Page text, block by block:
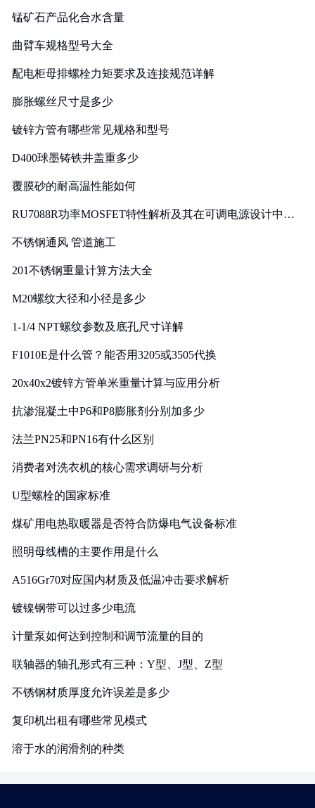
锰矿石产品化合水含量
曲臂车规格型号大全
配电柜母排螺栓力矩要求及连接规范详解
膨胀螺丝尺寸是多少
镀锌方管有哪些常见规格和型号
D400球墨铸铁井盖重多少
覆膜砂的耐高温性能如何
RU7088R功率MOSFET特性解析及其在可调电源设计中的
不锈钢通风 管道施工
201不锈钢重量计算方法大全
M20螺纹大径和小径是多少
1-1/4 NPT螺纹参数及底孔尺寸详解
F1010E是什么管？能否用3205或3505代换
20x40x2镀锌方管单米重量计算与应用分析
抗渗混凝土中P6和P8膨胀剂分别加多少
法兰PN25和PN16有什么区别
消费者对洗衣机的核心需求调研与分析
U型螺栓的国家标准
煤矿用电热取暖器是否符合防爆电气设备标准
照明母线槽的主要作用是什么
A516Gr70对应国内材质及低温冲击要求解析
镀镍钢带可以过多少电流
计量泵如何达到控制和调节流量的目的
联轴器的轴孔形式有三种：Y型、J型、Z型
不锈钢材质厚度允许误差是多少
复印机出租有哪些常见模式
溶于水的润滑剂的种类